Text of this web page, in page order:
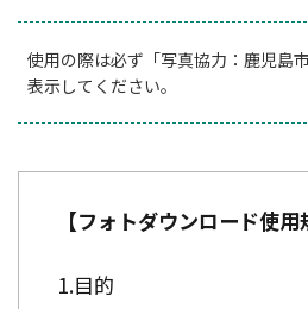
使用の際は必ず「写真協力：鹿児島
表示してください。
【フォトダウンロード使用
目的